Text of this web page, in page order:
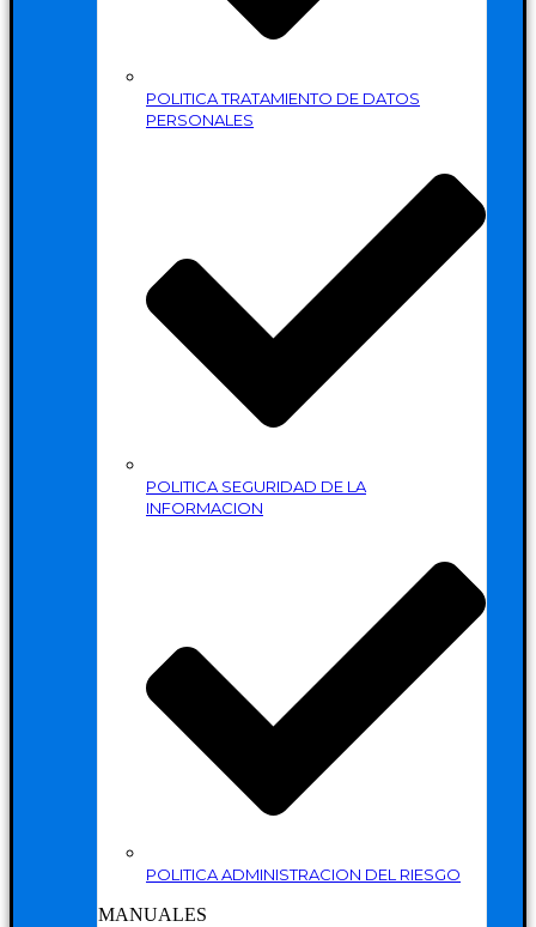
POLITICA TRATAMIENTO DE DATOS
PERSONALES
POLITICA SEGURIDAD DE LA
INFORMACION
POLITICA ADMINISTRACION DEL RIESGO
MANUALES